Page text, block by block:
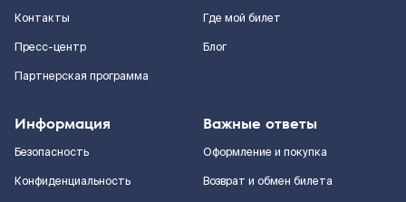
Контакты
Пресс-центр
Партнерская программа
Где мой билет
Блог
Информация
Безопасность
Конфиденциальность
Важные ответы
Оформление и покупка
Возврат и обмен билета